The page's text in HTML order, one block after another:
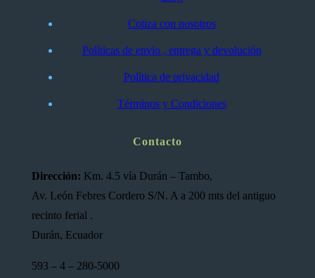
Cotiza con nosotros
Políticas de envío , entrega y devolución
Política de privacidad
Términos y Condiciones
Contacto
Dirección: Km. 4.5 vía Durán – Tambo,
Av. León Febres Cordero S/N. A a 200 mts del antiguo
recinto ferial .
Durán, Ecuador
593 – 4 – 280-5000